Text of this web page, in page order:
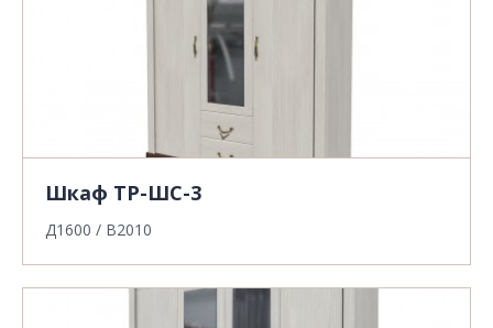
Шкаф ТР-ШС-3
Д1600 / В2010